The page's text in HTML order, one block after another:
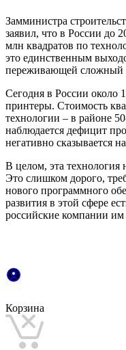
Замминистра
заявил, что в России до
млн квадратов по
это единственным
переживающей сложный
Сегодня в России около
принтеры. Стоимость
технологии – в районе
наблюдается дефицит
негативно сказывается
В целом, эта технология
Это слишком дорого,
нового программного
развития в этой сфере
российские компании им
Корзина